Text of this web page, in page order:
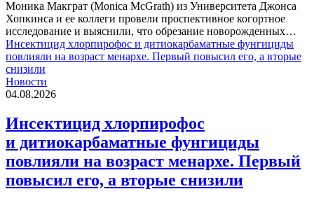
Моника Макграт (Monica McGrath) из Университета Джонса
Хопкинса и ее коллеги провели проспективное когортное
исследование и выяснили, что обрезание новорожденных…
Инсектицид хлорпирофос и дитиокарбаматные фунгициды
повлияли на возраст менархе. Первый повысил его, а вторые
снизили
Новости
04.08.2026
Инсектицид хлорпирофос
и дитиокарбаматные фунгициды
повлияли на возраст менархе. Первый
повысил его, а вторые снизили